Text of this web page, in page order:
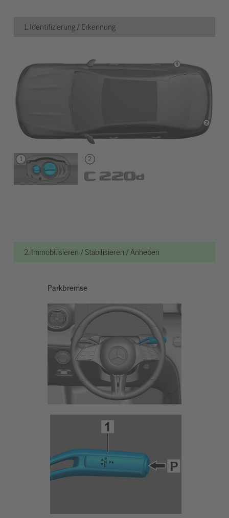
1. Identifizierung / Erkennung
2. Immobilisieren / Stabilisieren / Anheben
Parkbremse